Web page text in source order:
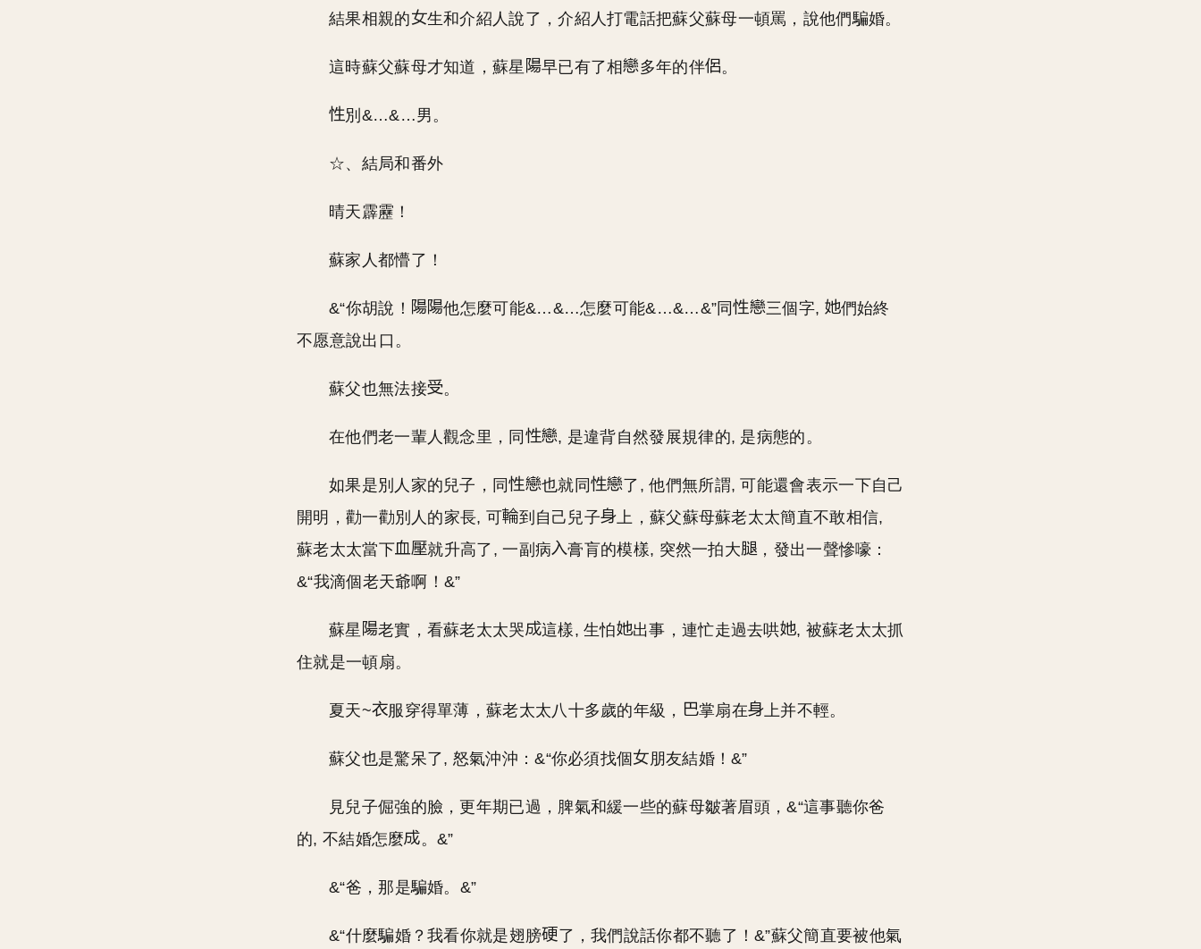
結果相親的 生和介紹人說了，介紹人打電話把蘇父蘇母一頓罵，說他們騙婚。
這時蘇父蘇母才知道，蘇星 早已有了相 多年的伴 。
別&…&…男。
☆、結局和番外
晴天霹靂！
蘇家人都懵了！
&“你胡說！ 他怎麼可能&…&…怎麼可能&…&…&”同 三個字,
們始終
不愿意說出口。
蘇父也無法接 。
在他們老一輩人觀念里，同 , 是違背自然發展規律的, 是病態的。
如果是別人家的兒子，同 也就同
了, 他們無所謂, 可能還會表示一下自己
開明，勸一勸別人的家長, 可
到自己兒子
上，蘇父蘇母蘇老太太簡直不敢相信,
蘇老太太當下
就升高了, 一副病 膏肓的模樣, 突然一拍大
，發出一聲慘嚎：
&“我滴個老天爺啊！&”
蘇星 老實，看蘇老太太哭 這樣, 生怕 出事，連忙走過去哄
, 被蘇老太太抓
住就是一頓扇。
夏天~ 服穿得單薄，蘇老太太八十多歲的年級， 掌扇在 上并不輕。
蘇父也是驚呆了, 怒氣沖沖：&“你必須找個 朋友結婚！&”
見兒子倔強的臉，更年期已過，脾氣和緩一些的蘇母皺著眉頭，&“這事聽你爸
的, 不結婚怎麼
。&”
&“爸，那是騙婚。&”
&“什麼騙婚？我看你就是翅膀
了，我們說話你都不聽了！&”蘇父簡直要被他氣